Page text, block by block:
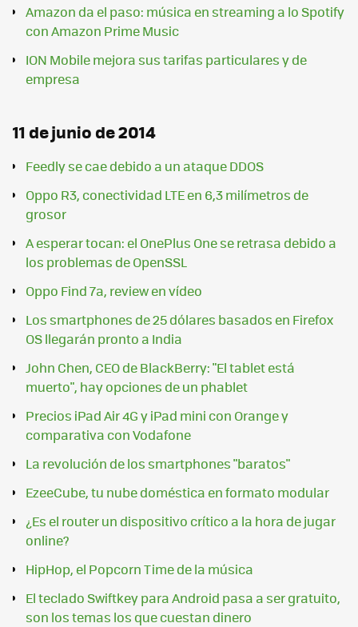
Amazon da el paso: música en streaming a lo Spotify
con Amazon Prime Music
ION Mobile mejora sus tarifas particulares y de
empresa
11 de junio de 2014
Feedly se cae debido a un ataque DDOS
Oppo R3, conectividad LTE en 6,3 milímetros de
grosor
A esperar tocan: el OnePlus One se retrasa debido a
los problemas de OpenSSL
Oppo Find 7a, review en vídeo
Los smartphones de 25 dólares basados en Firefox
OS llegarán pronto a India
John Chen, CEO de BlackBerry: "El tablet está
muerto", hay opciones de un phablet
Precios iPad Air 4G y iPad mini con Orange y
comparativa con Vodafone
La revolución de los smartphones "baratos"
EzeeCube, tu nube doméstica en formato modular
¿Es el router un dispositivo crítico a la hora de jugar
online?
HipHop, el Popcorn Time de la música
El teclado Swiftkey para Android pasa a ser gratuito,
son los temas los que cuestan dinero